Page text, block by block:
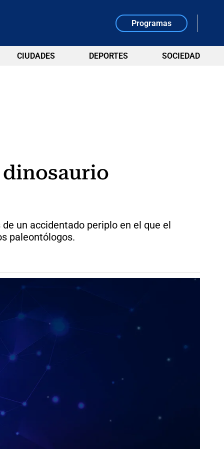
Programas
CIUDADES DEPORTES SOCIEDAD
un accidentado periplo en el que el
paleontólogos.